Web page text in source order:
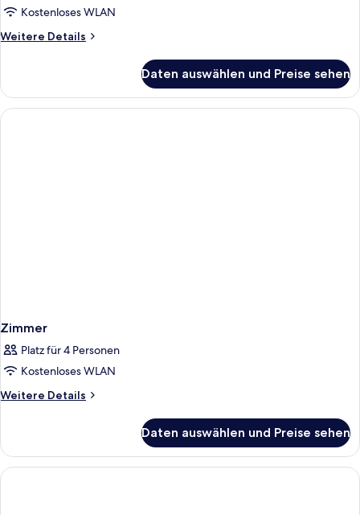
Kostenloses WLAN
Weitere Details
Weitere
Meerblick
Daten auswählen und Preise sehen
Zimmer
Platz für 4 Personen
Kostenloses WLAN
Weitere Details
Weitere
Daten auswählen und Preise sehen